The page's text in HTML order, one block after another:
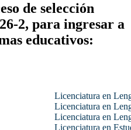
de selección
2, para ingresar a
educativos:
Licenciatura en
Licenciatura en
Licenciatura en
Licenciatura en